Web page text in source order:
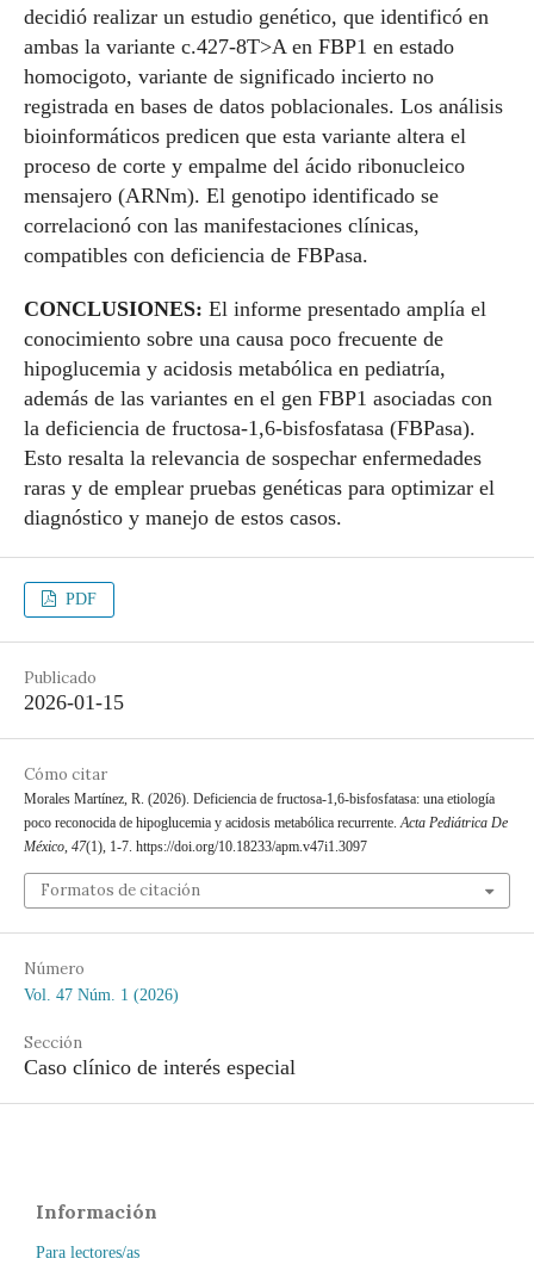
decidió realizar un estudio genético, que identificó en
ambas la variante c.427-8T>A en FBP1 en estado
homocigoto, variante de significado incierto no
registrada en bases de datos poblacionales. Los análisis
bioinformáticos predicen que esta variante altera el
proceso de corte y empalme del ácido ribonucleico
mensajero (ARNm). El genotipo identificado se
correlacionó con las manifestaciones clínicas,
compatibles con deficiencia de FBPasa.
CONCLUSIONES: El informe presentado amplía el
conocimiento sobre una causa poco frecuente de
hipoglucemia y acidosis metabólica en pediatría,
además de las variantes en el gen FBP1 asociadas con
la deficiencia de fructosa-1,6-bisfosfatasa (FBPasa).
Esto resalta la relevancia de sospechar enfermedades
raras y de emplear pruebas genéticas para optimizar el
diagnóstico y manejo de estos casos.
PDF
Publicado
2026-01-15
Cómo citar
Morales Martínez, R. (2026). Deficiencia de fructosa-1,6-bisfosfatasa: una etiología
poco reconocida de hipoglucemia y acidosis metabólica recurrente.Acta Pediátrica De
México, 47(1), 1-7. https://doi.org/10.18233/apm.v47i1.3097
Formatos de citación
Número
Vol. 47 Núm. 1 (2026)
Sección
Caso clínico de interés especial
Información
Para lectores/as